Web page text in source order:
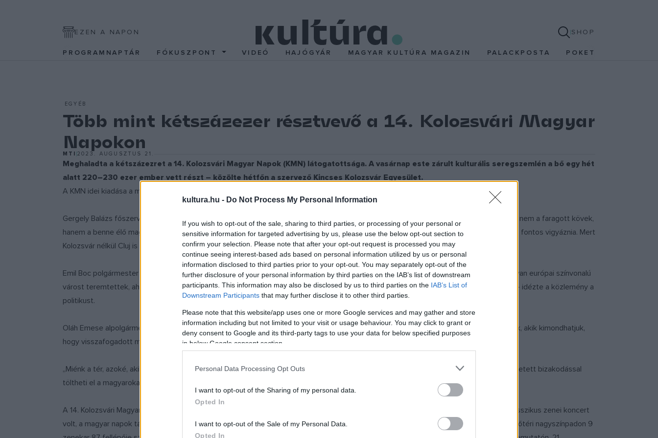
kultura.hu - Do Not Process My Personal Information
If you wish to opt-out of the sale, sharing to third parties, or processing of your personal or
sensitive information for targeted advertising by us, please use the below opt-out section to
confirm your selection. Please note that after your opt-out request is processed you may
continue seeing interest-based ads based on personal information utilized by us or personal
information disclosed to third parties prior to your opt-out. You may separately opt-out of the
further disclosure of your personal information by third parties on the IAB’s list of downstream
participants. This information may also be disclosed by us to third parties on the IAB’s List of
Downstream Participants that may further disclose it to other third parties.
Please note that this website/app uses one or more Google services and may gather and store
information including but not limited to your visit or usage behaviour. You may click to grant or
deny consent to Google and its third-party tags to use your data for below specified purposes
in below Google consent section.
Personal Data Processing Opt Outs
I want to opt-out of the Sharing of my personal data.
Opted In
I want to opt-out of the Sale of my Personal Data.
Opted In
EZEN A NAPON SHOP
PROGRAMNAPTÁR FÓKUSZPONT VIDEÓ HAJÓGYÁR MAGYAR KULTÚRA MAGAZIN PALACKPOSTA POKET
EGYÉB
Több mint kétszázezer résztvevő a 14. Kolozsvári Magyar
Napokon
MTI 2023. AUGUSZTUS 21.
Meghaladta a kétszázezret a 14. Kolozsvári Magyar Napok (KMN) látogatottsága. A vasárnap este zárult kulturális seregszemlén a bő egy hét
alatt 220–230 ezer ember vett részt – közölte hétfőn a szervező Kincses Kolozsvár Egyesület.
A KMN idei kiadása a magyar államalapítás ünnepén, vasárnap este Leslie Mandoki és a Mandoki Soulmates koncertjével zárult.
Gergely Balázs főszervező, a Kincses Kolozsvár Egyesület elnöke záróbeszédében azt hangsúlyozta, hogy a kincses várost elsősorban nem a faragott kövek,
hanem a benne élő magyar emberek jelentik. „Ez a legfőbb érték, amelyre vigyáznunk kell, és amelyre a velünk élő román többségnek is fontos vigyáznia. Mert
Kolozsvár nélkül Cluj is sokkal szegényebb lenne” – fogalmazott a főszervező.
Emil Boc polgármester köszönetet mondott a város magyar lakosságának, hogy az elmúlt évtizedekben a városvezetéssel közösen olyan európai színvonalú
várost teremtettek, ahol minden nemzetiség otthon érezheti magát. „Ez mindannyiunk érdeme, és ez jelenti számunkra a normalitást” – idézte a közlemény a
politikust.
Oláh Emese alpolgármester azt emelte ki, hogy a város magyarsága idén ismét belakhatta a felújított Farkas utcát. „Mi vagyunk az elsők, akik kimondhatjuk,
hogy visszafogadott minket ott a tér dala, mert miénk itt a tér” – mondta.
„Miénk a tér, azoké, akik belakják” – közölte Grezsa Csaba, Magyarország kolozsvári főkonzulja. Hozzátette, hogy Kolozsváron jövőbe vetett bizakodással
töltheti el a magyarokat a Kincses Kolozsvár Egyesület által szervezett programsorozat.
A 14. Kolozsvári Magyar Napokon augusztus 13–20. között 50 helyszínen több mint 500 programot tartottak. 31 könnyűzenei és 27 klasszikus zenei koncert
volt, a magyar napok társrendezvényének számító Szent István-napi Néptánctalálkozón 8 ország 20 tánccsoportja mutatkozott be. A főtéri nagyszínpadon 9